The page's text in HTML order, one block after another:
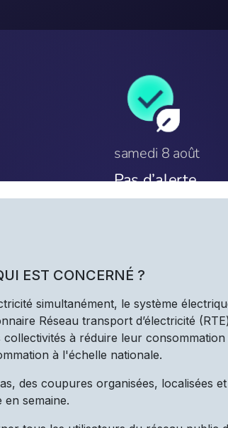
EST CONCERNÉ ?
simultanément, le système
Réseau transport d’électricité
à réduire leur
à l'échelle nationale.
des coupures organisées, localisées
semaine.